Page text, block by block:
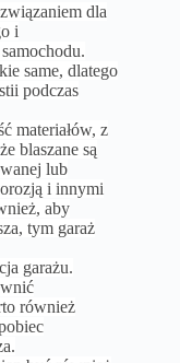
dla
i
same, dlatego
podczas
materiałów, z
blaszane są
lub
i innymi
aby
tym garaż
garażu.
również